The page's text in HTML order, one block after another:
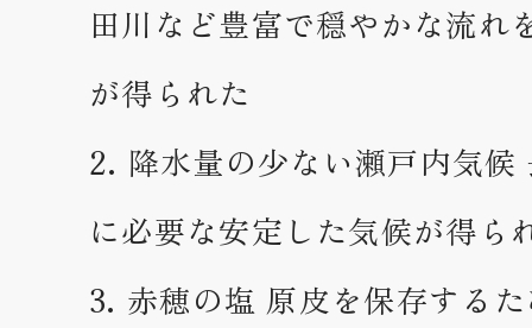
田川など豊富で穏やかな流れ
が得られた
降水量の少ない瀬戸内気
に必要な安定した気候が得ら
赤穂の塩 原皮を保存する